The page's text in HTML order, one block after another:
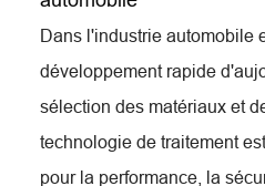
Dans l'industrie automobile
développement rapide
sélection des matériaux et
technologie de traitement
pour la performance, la